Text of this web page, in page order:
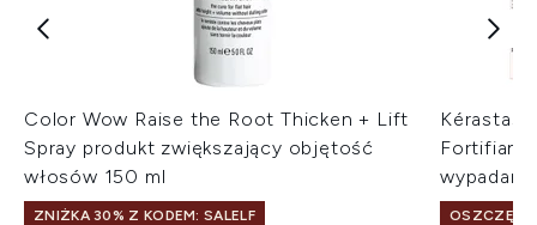
Color Wow Raise the Root Thicken + Lift
Spray produkt zwiększający objętość
włosów 150 ml
ZNIŻKA 30% Z KODEM: SALELF
Fortifiant
OSZCZĘDŹ